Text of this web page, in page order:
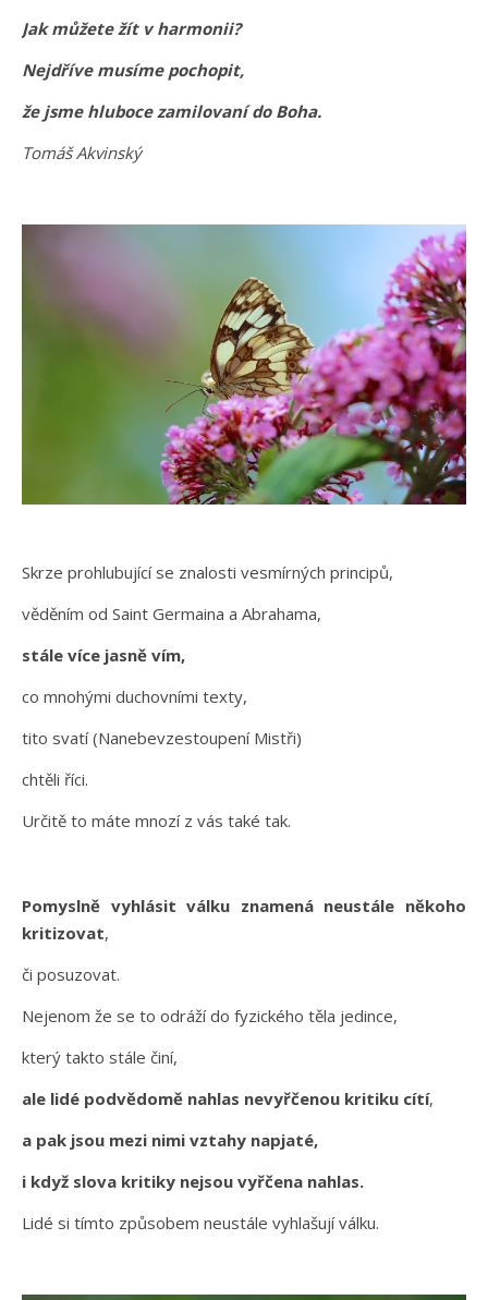
Jak můžete žít v harmonii?
Nejdříve musíme pochopit,
že jsme hluboce zamilovaní do Boha.
Tomáš Akvinský
Skrze prohlubující se znalosti vesmírných principů,
věděním od Saint Germaina a Abrahama,
stále více jasně vím,
co mnohými duchovními texty,
tito svatí (Nanebevzestoupení Mistři)
chtěli říci.
Určitě to máte mnozí z vás také tak.
Pomyslně vyhlásit válku znamená neustále někoho
kritizovat,
či posuzovat.
Nejenom že se to odráží do fyzického těla jedince,
který takto stále činí,
ale lidé podvědomě nahlas nevyřčenou kritiku cítí,
a pak jsou mezi nimi vztahy napjaté,
i když slova kritiky nejsou vyřčena nahlas.
Lidé si tímto způsobem neustále vyhlašují válku.